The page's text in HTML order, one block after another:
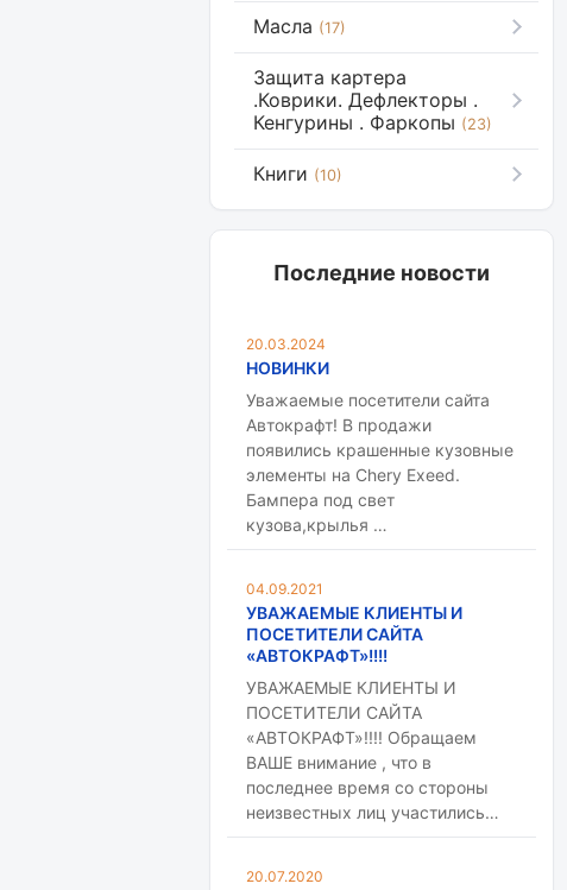
Масла (17)
Защита картера
.Коврики. Дефлекторы .
Кенгурины . Фаркопы (23)
Книги (10)
Последние новости
20.03.2024
НОВИНКИ
Уважаемые посетители сайта
Автокрафт! В продажи
появились крашенные кузовные
элементы на Chery Exeed.
Бампера под свет
кузова,крылья …
04.09.2021
УВАЖАЕМЫЕ КЛИЕНТЫ И
ПОСЕТИТЕЛИ САЙТА
«АВТОКРАФТ»!!!!
УВАЖАЕМЫЕ КЛИЕНТЫ И
ПОСЕТИТЕЛИ САЙТА
«АВТОКРАФТ»!!!! Обращаем
ВАШЕ внимание , что в
последнее время со стороны
неизвестных лиц участились…
20.07.2020